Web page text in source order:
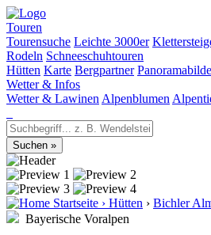
Touren
Tourensuche Leichte 3000er
Rodeln Schneeschuhtouren
Hütten Karte Bergpartner
Wetter & Infos
Wetter & Lawinen Alpenblumen
Startseite › Hütten › Bichler
Bayerische Voralpen